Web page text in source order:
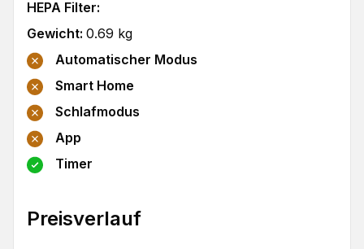
HEPA Filter:
Gewicht: 0.69 kg
Automatischer Modus
Smart Home
Schlafmodus
App
Timer
Preisverlauf